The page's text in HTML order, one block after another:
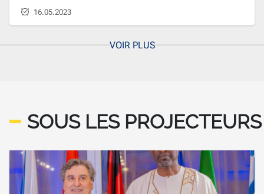
16.05.2023
VOIR PLUS
SOUS LES PROJECTEURS